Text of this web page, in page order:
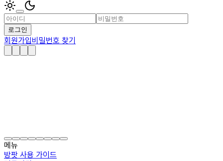
로그인
회원가입비밀번호 찾기
메뉴
방팟 사용 가이드